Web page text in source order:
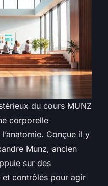
du cours MUNZ
corporelle
Conçue il y
Munz, ancien
sur des
et contrôlés pour agir